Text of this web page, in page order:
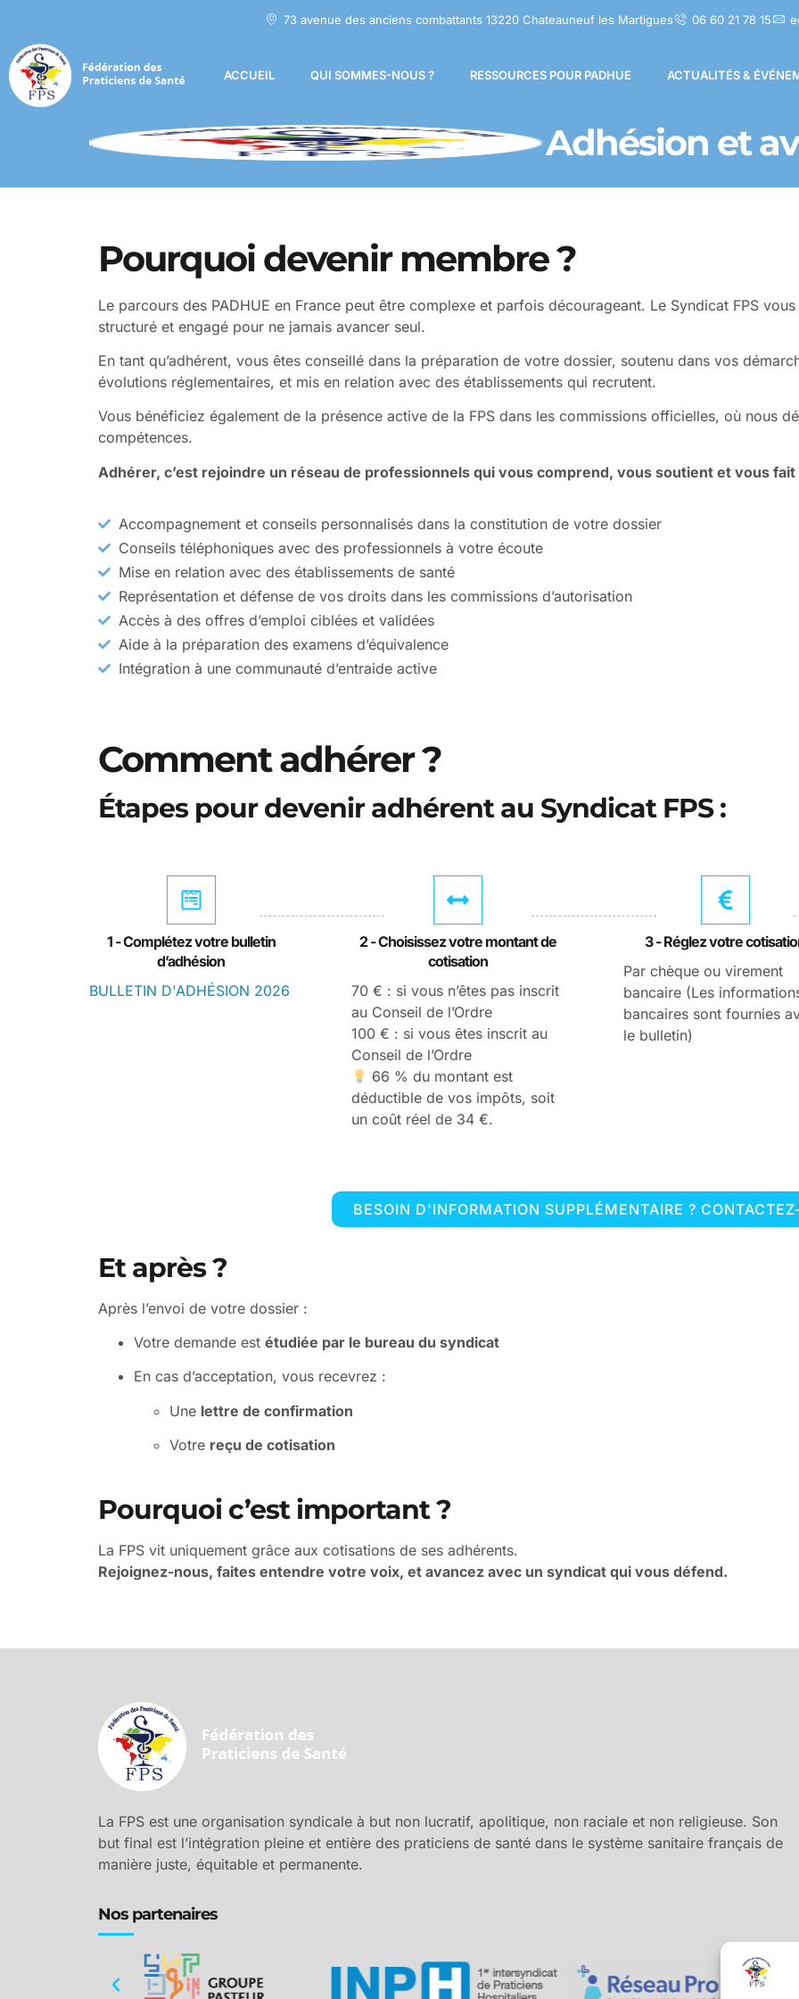
73 avenue des anciens combattants 13220 Chateauneuf les Martigues 06 60 21 78 15
ACCUEIL QUI SOMMES-NOUS ? RESSOURCES POUR PADHUE ACTUALITÉS &
Adhésion et
Pourquoi devenir membre ?
Le parcours des PADHUE en France peut être complexe et parfois décourageant. Le Syndicat FPS
structuré et engagé pour ne jamais avancer seul.
En tant qu’adhérent, vous êtes conseillé dans la préparation de votre dossier, soutenu dans vos
évolutions réglementaires, et mis en relation avec des établissements qui recrutent.
Vous bénéficiez également de la présence active de la FPS dans les commissions officielles, où nous
compétences.
Adhérer, c’est rejoindre un réseau de professionnels qui vous comprend, vous soutient et vous fait
Accompagnement et conseils personnalisés dans la constitution de votre dossier
Conseils téléphoniques avec des professionnels à votre écoute
Mise en relation avec des établissements de santé
Représentation et défense de vos droits dans les commissions d’autorisation
Accès à des offres d’emploi ciblées et validées
Aide à la préparation des examens d’équivalence
Intégration à une communauté d’entraide active
Comment adhérer ?
Étapes pour devenir adhérent au Syndicat FPS :
1 - Complétez votre bulletin
d’adhésion
BULLETIN D'ADHÉSION 2026
2 - Choisissez votre montant de
cotisation
70 € : si vous n’êtes pas inscrit
au Conseil de l’Ordre
100 € : si vous êtes inscrit au
Conseil de l’Ordre
66 % du montant est
déductible de vos impôts, soit
un coût réel de 34 €.
3 - Réglez votre
Par chèque ou virement
bancaire (Les
bancaires sont fournies
le bulletin)
BESOIN D'INFORMATION SUPPLÉMENTAIRE ?
Et après ?
Après l’envoi de votre dossier :
Votre demande est étudiée par le bureau du syndicat
En cas d’acceptation, vous recevrez :
Une lettre de confirmation
Votre reçu de cotisation
Pourquoi c’est important ?
La FPS vit uniquement grâce aux cotisations de ses adhérents.
Rejoignez-nous, faites entendre votre voix, et avancez avec un syndicat qui vous défend.
La FPS est une organisation syndicale à but non lucratif, apolitique, non raciale et non religieuse. Son
but final est l’intégration pleine et entière des praticiens de santé dans le système sanitaire français de
manière juste, équitable et permanente.
Nos partenaires